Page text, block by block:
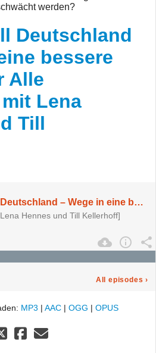
werden?
Deutschland
bessere
Alle
Lena
Till
Earth for All Deutschland – Wege in eine bessere Zukunft für Alle [Gespräch mit Lena Hennes und Till Kellerhoff]
Hennes und Till Kellerhoff]
All episodes ›
MP3 | AAC | OGG | OPUS